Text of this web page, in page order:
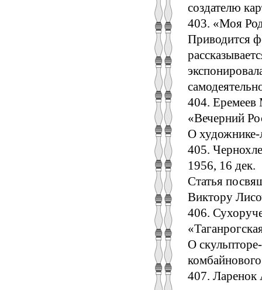
создателю
403. «Моя
Приводится
404. Еремеев
«Вечерний
О художнике-
405.
1956, 16 дек.
Статья
Виктору
406.
О
407.